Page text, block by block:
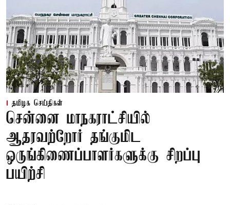
தமிழக செய்திகள்
சென்னை மாநகராட்சியில்
ஆதரவற்றோர் தங்குமிட
ஒருங்கிணைப்பாளர்களுக்கு சிறப்பு
பயிற்சி